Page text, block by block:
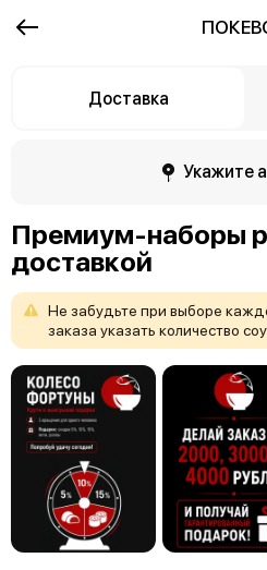
Доставка
Укажите
Премиум-наборы
доставкой
Не забудьте при выборе
заказа указать количество
толькотоколичествосоусов,